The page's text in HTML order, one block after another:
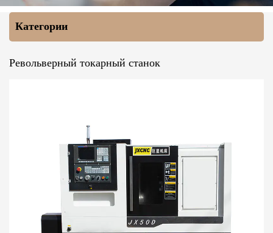
Категории
Револьверный токарный станок